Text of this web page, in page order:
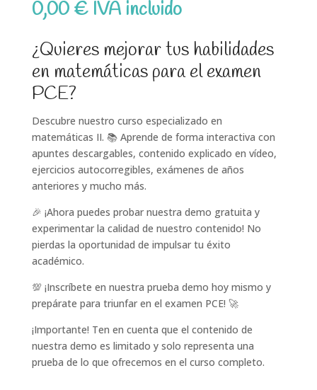
0,00 € IVA incluido
¿Quieres mejorar tus habilidades
en matemáticas para el examen
PCE?
Descubre nuestro curso especializado en
matemáticas II. 📚 Aprende de forma interactiva con
apuntes descargables, contenido explicado en vídeo,
ejercicios autocorregibles, exámenes de años
anteriores y mucho más.
🎉 ¡Ahora puedes probar nuestra demo gratuita y
experimentar la calidad de nuestro contenido! No
pierdas la oportunidad de impulsar tu éxito
académico.
💯 ¡Inscríbete en nuestra prueba demo hoy mismo y
prepárate para triunfar en el examen PCE! 🚀
¡Importante! Ten en cuenta que el contenido de
nuestra demo es limitado y solo representa una
prueba de lo que ofrecemos en el curso completo.